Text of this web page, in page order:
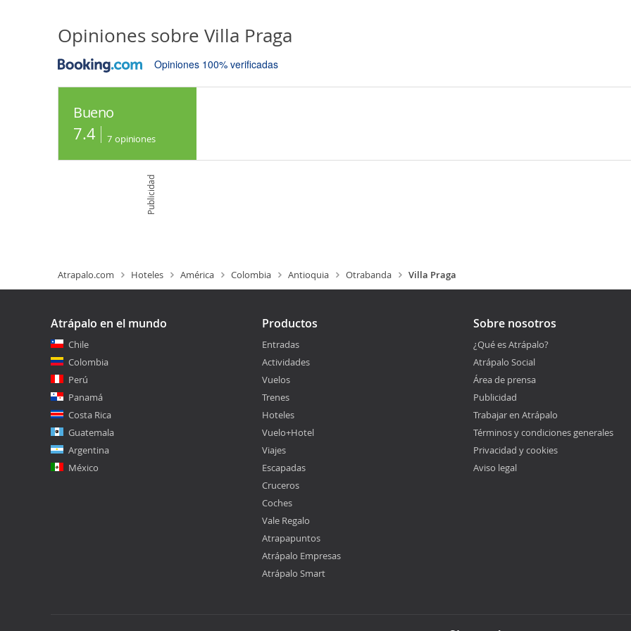
Opiniones sobre Villa Praga
Opiniones 100% verificadas
Bueno
7.4 7 opiniones
Publicidad
Atrapalo.com Hoteles América Colombia Antioquia Otrabanda Villa Praga
Atrápalo en el mundo
Chile
Colombia
Perú
Panamá
Costa Rica
Guatemala
Argentina
México
Productos
Entradas
Actividades
Vuelos
Trenes
Hoteles
Vuelo+Hotel
Viajes
Escapadas
Cruceros
Coches
Vale Regalo
Atrapapuntos
Atrápalo Empresas
Atrápalo Smart
Sobre nosotros
¿Qué es Atrápalo?
Atrápalo Social
Área de prensa
Publicidad
Trabajar en Atrápalo
Términos y condiciones generales
Privacidad y cookies
Aviso legal